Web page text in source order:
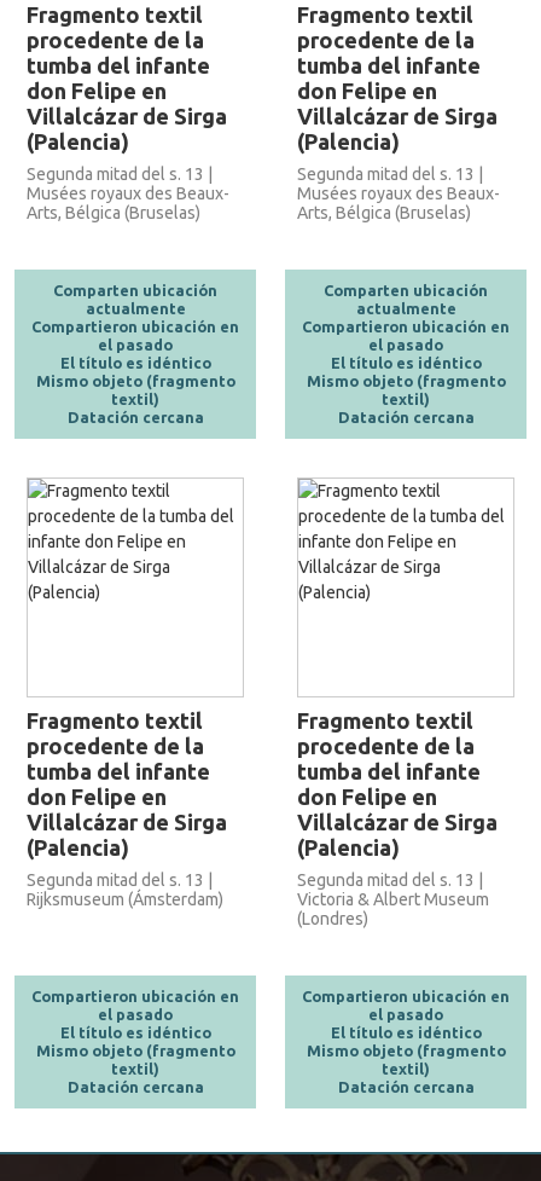
Fragmento textil
procedente de la
tumba del infante
don Felipe en
Villalcázar de Sirga
(Palencia)
Segunda mitad del s. 13 |
Musées royaux des Beaux-
Arts, Bélgica (Bruselas)
Comparten ubicación
actualmente
Compartieron ubicación en
el pasado
El título es idéntico
Mismo objeto (fragmento
textil)
Datación cercana
Fragmento textil
procedente de la
tumba del infante
don Felipe en
Villalcázar de Sirga
(Palencia)
Segunda mitad del s. 13 |
Musées royaux des Beaux-
Arts, Bélgica (Bruselas)
Comparten ubicación
actualmente
Compartieron ubicación en
el pasado
El título es idéntico
Mismo objeto (fragmento
textil)
Datación cercana
Fragmento textil
procedente de la
tumba del infante
don Felipe en
Villalcázar de Sirga
(Palencia)
Segunda mitad del s. 13 |
Rijksmuseum (Ámsterdam)
Compartieron ubicación en
el pasado
El título es idéntico
Mismo objeto (fragmento
textil)
Datación cercana
Fragmento textil
procedente de la
tumba del infante
don Felipe en
Villalcázar de Sirga
(Palencia)
Segunda mitad del s. 13 |
Victoria & Albert Museum
(Londres)
Compartieron ubicación en
el pasado
El título es idéntico
Mismo objeto (fragmento
textil)
Datación cercana